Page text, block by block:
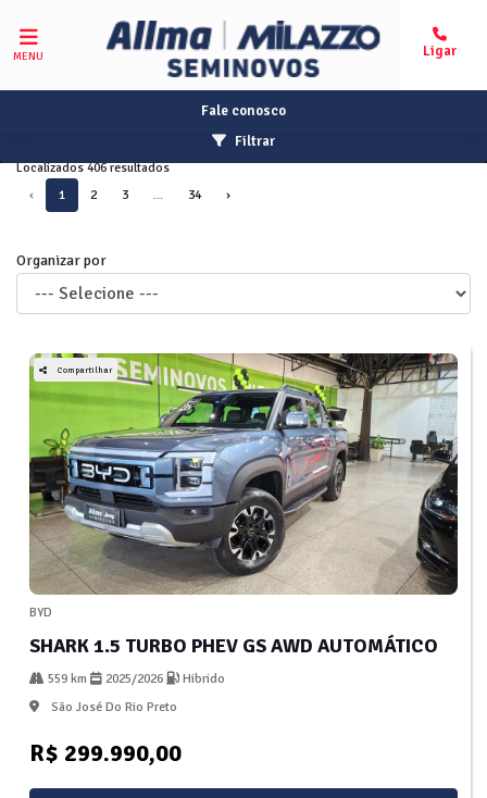
MENU
Fale conosco
Localizados 406 resultados
‹
1 2 3 ... 34 ›
Filtrar
Organizar por
Compartilhar
BYD
SHARK 1.5 TURBO PHEV GS AWD AUTOMÁTICO
559 km 2025/2026
Hibrido
São José Do Rio Preto
R$ 299.990,00